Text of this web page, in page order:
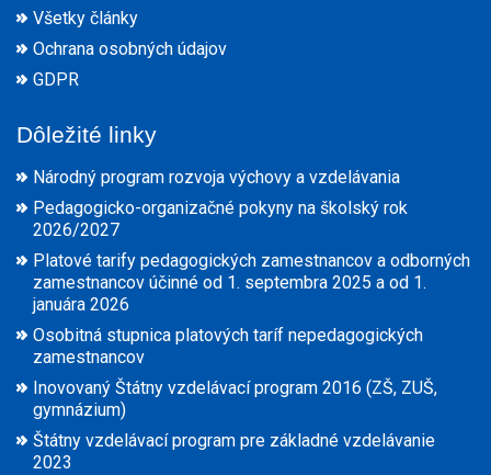
Všetky články
Ochrana osobných údajov
GDPR
Dôležité linky
Národný program rozvoja výchovy a vzdelávania
Pedagogicko-organizačné pokyny na školský rok
2026/2027
Platové tarify pedagogických zamestnancov a odborných
zamestnancov účinné od 1. septembra 2025 a od 1.
januára 2026
Osobitná stupnica platových taríf nepedagogických
zamestnancov
Inovovaný Štátny vzdelávací program 2016 (ZŠ, ZUŠ,
gymnázium)
Štátny vzdelávací program pre základné vzdelávanie
2023